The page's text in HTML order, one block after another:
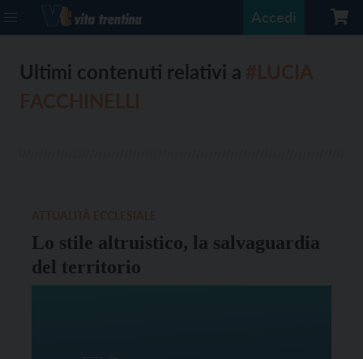
Accedi
Ultimi contenuti relativi a
Lo stile altruistico, la salvaguardia
del territorio